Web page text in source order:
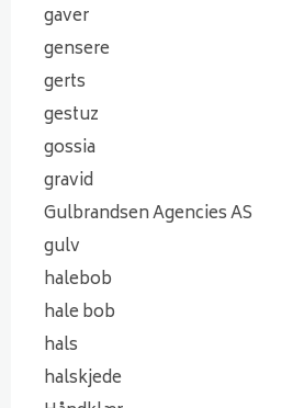
gaver
gensere
gerts
gestuz
gossia
gravid
Gulbrandsen Agencies AS
gulv
halebob
hale bob
hals
halskjede